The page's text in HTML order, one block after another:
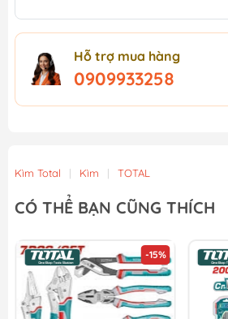
Hỗ trợ mua hàng
0909933258
Kìm Total | Kìm | TOTAL
CÓ THỂ BẠN CŨNG THÍCH
-15%